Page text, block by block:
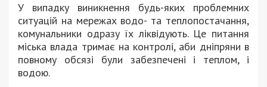
У випадку виникнення будь-яких проблемних
ситуацій на мережах водо- та теплопостачання,
комунальники одразу їх ліквідують. Це питання
міська влада тримає на контролі, аби дніпряни в
повному обсязі були забезпечені і теплом, і
водою.